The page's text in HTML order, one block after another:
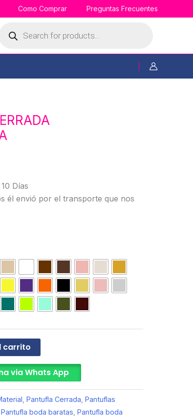
Como Comprar Preguntas Frecuentes
productos
Días
él envió por el transporte que nos
carrito
via Whats App
Pantufla Cerrada Pantuflas
Pantufla boda baratas Pantufla boda